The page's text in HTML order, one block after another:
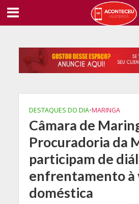
DESTAQUES DO DIA•MARINGA
Câmara de
Procuradoria da
participam de
enfrentamento à
doméstica